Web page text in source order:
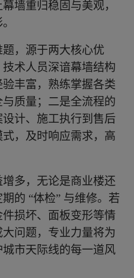
墙重归稳固与美观，
，源于两大核心优
术人员深谙幕墙结构
丰富，熟练掌握各类
质量；二是全流程的
计、施工执行到售后
，及时响应需求，高
多，无论是商业楼还
的 “体检” 与维修。若
损坏、面板变形等情
问题，专业力量将为
市天际线的每一道风